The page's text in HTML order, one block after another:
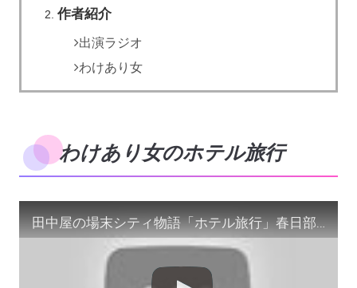
作者紹介
出演ラジオ
わけあり女
わけあり女のホテル旅行
田中屋の場末シティ物語「ホテル旅行」春日部 # shorts #春日部 #わけありの女 #スナックラジオ